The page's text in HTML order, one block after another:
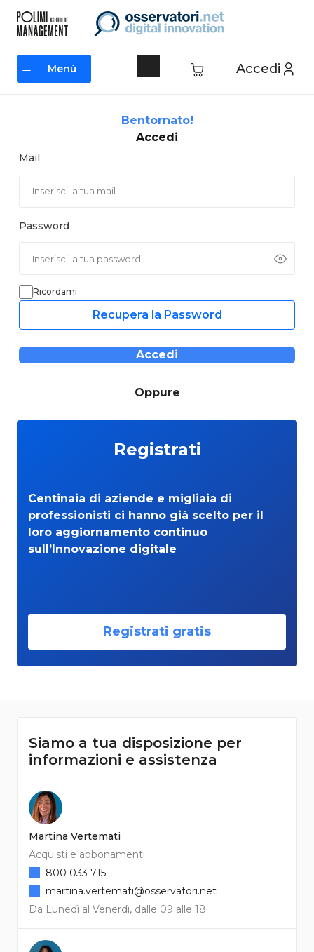
contenuto
Accedi
Menù
Bentornato!
Accedi
Mail
Password
Ricordami
Recupera la Password
Accedi
Oppure
Registrati
Centinaia di aziende e migliaia di
professionisti ci hanno già scelto per il
loro aggiornamento continuo
sull’Innovazione digitale
Registrati gratis
Siamo a tua disposizione per
informazioni e assistenza
Martina Vertemati
Acquisti e abbonamenti
Da Lunedì al Venerdì, dalle 09 alle 18
800 033 715
martina.vertemati@osservatori.net